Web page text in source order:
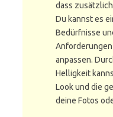
dass
Du kannst es
Bedürfnisse
anpassen.
Helligkeit
Look und die
deine Fotos